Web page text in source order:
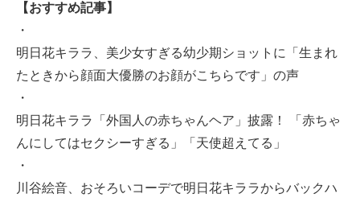
【おすすめ記事】
・
明日花キララ、美少女すぎる幼少期ショットに「生まれ
たときから顔面大優勝のお顔がこちらです」の声
・
明日花キララ「外国人の赤ちゃんヘア」披露！ 「赤ちゃ
んにしてはセクシーすぎる」「天使超えてる」
・
川谷絵音、おそろいコーデで明日花キララからバックハ